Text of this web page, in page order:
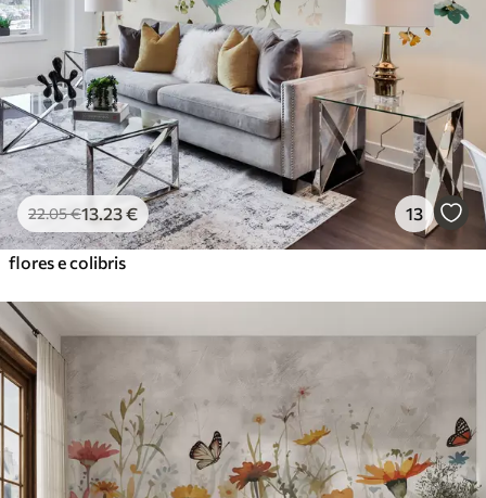
.00 €/m²
Vinil Premium
65.00 39.00€/m²
Peel and Stick
81.6749.00€/m²
22.05€13.23€ 13
flores e colibris